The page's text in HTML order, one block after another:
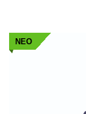
ΝΕΟ